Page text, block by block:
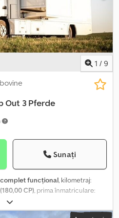
1 / 9
Out 3 Pferde
Sunați
complet funcțional, kilometraj:
CP), prima înmatriculare:
, greutate totală:
2027, combustibil:motorină,